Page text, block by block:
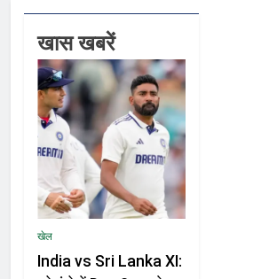
खास खबरें
खेल
India vs Sri Lanka XI: